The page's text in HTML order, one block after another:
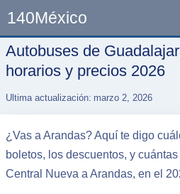
content
140México
Autobuses de
horarios y precios 2026
Ultima actualización: marzo 2, 2026
¿Vas a Arandas? Aquí te digo
boletos, los descuentos, y
Central Nueva a Arandas, en el